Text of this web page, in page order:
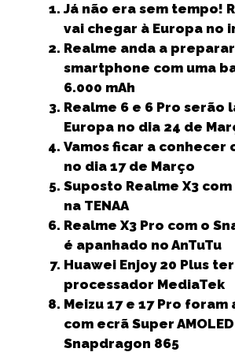
c
e
b
o
o
k
it
t
e
r
ai
l
a
ts
A
p
p
k
e
dI
ss
e
n
g
e
r
Já não era sem tempo!
vai chegar à Europa no
Realme anda a
smartphone com uma
6.000 mAh
Realme 6 e 6 Pro serão
Europa no dia 24 de
Vamos ficar a conhecer
no dia 17 de Março
Suposto Realme X3
na TENAA
Realme X3 Pro com o
é apanhado no AnTuTu
Huawei Enjoy 20 Plus
processador MediaTek
Meizu 17 e 17 Pro foram
com ecrã Super
Snapdragon 865